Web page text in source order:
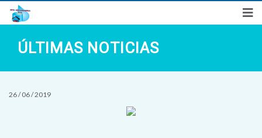
Síguenos en
"Año de la Esperanza y el Fortalecimiento de la Democracia"
ÚLTIMAS NOTICIAS
26 / 06 / 2019